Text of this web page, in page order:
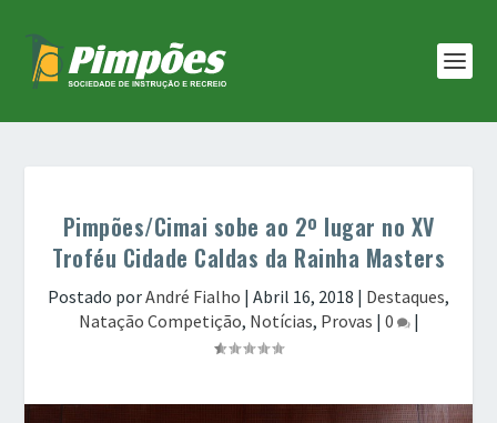
Pimpões/Cimai sobe ao 2º lugar no XV
Troféu Cidade Caldas da Rainha Masters
Postado porAndré Fialho | Abril 16, 2018 | Destaques,
Natação Competição, Notícias, Provas | 0 |